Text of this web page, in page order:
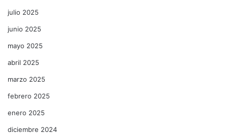
julio 2025
junio 2025
mayo 2025
abril 2025
marzo 2025
febrero 2025
enero 2025
diciembre 2024